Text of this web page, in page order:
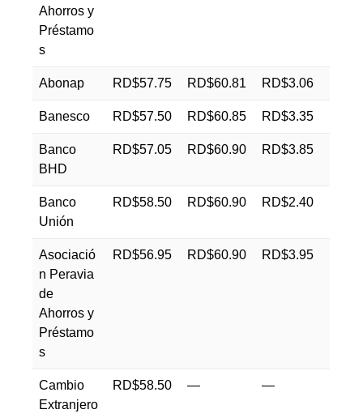
Ahorros y
Préstamo
s
Abonap RD$57.75 RD$60.81 RD$3.06
Banesco RD$57.50 RD$60.85 RD$3.35
Banco
BHD
RD$57.05 RD$60.90 RD$3.85
Banco
Unión
RD$58.50 RD$60.90 RD$2.40
Asociació
n Peravia
de
Ahorros y
Préstamo
s
RD$56.95 RD$60.90 RD$3.95
Cambio
Extranjero
RD$58.50 — —